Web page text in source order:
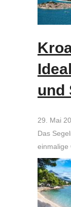
und
29. Mai
Das